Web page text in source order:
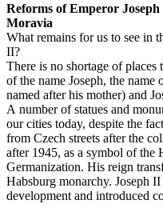
Reforms of Emperor
Moravia
What remains for us to see in
II?
There is no shortage of
of the name Joseph, the
named after his mother) and
A number of statues and
our cities today, despite the
from Czech streets after the
after 1945, as a symbol of the
Germanization. His reign
Habsburg monarchy. Joseph
development and introduced